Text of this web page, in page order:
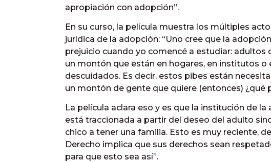
apropiación con adopción”.
En su curso, la película muestra los múltiples
jurídica de la adopción: “Uno cree que la
prejuicio cuando yo comencé a estudiar: adultos
un montón que están en hogares, en institutos o
descuidados. Es decir, estos pibes están
un montón de gente que quiere (entonces) ¿qué
La película aclara eso y es que la institución de
está traccionada a partir del deseo del adulto
chico a tener una familia. Esto es muy reciente,
Derecho implica que sus derechos sean
para que esto sea así”.